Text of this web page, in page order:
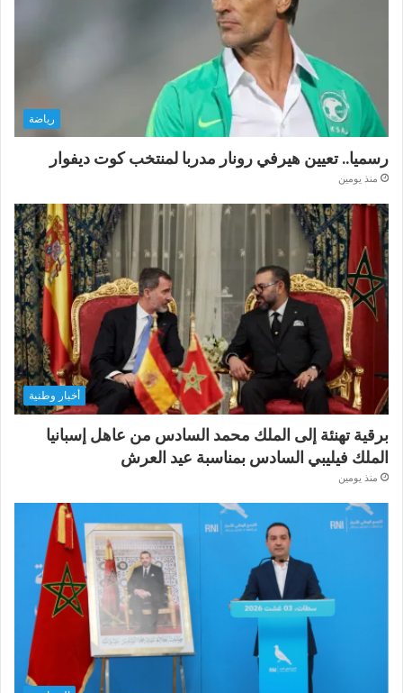
رياضة
رسميا.. تعيين هيرفي رونار مدربا لمنتخب كوت ديفوار
منذ يومين
أخبار وطنية
برقية تهنئة إلى الملك محمد السادس من عاهل إسبانيا
الملك فيليبي السادس بمناسبة عيد العرش
منذ يومين